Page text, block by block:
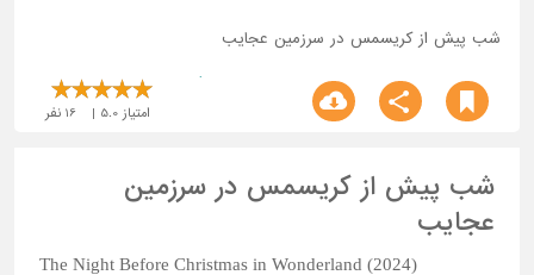
شب پیش از کریسمس در سرزمین عجایب
امتیاز 5.0
16 نفر
شب پیش از کریسمس در سرزمین
عجایب
The Night Before Christmas in Wonderland (2024)